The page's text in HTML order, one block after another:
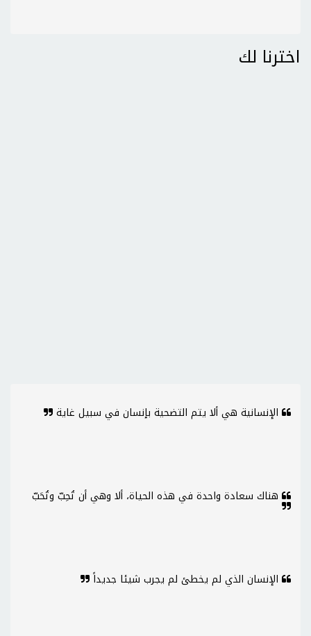
اخترنا لك
الإنسانية هي ألا يتم التضحية بإنسان في سبيل غاية
هناك سعادة واحدة في هذه الحياة، ألا وهي أن تُحِبّ وتُحَبّ
الإنسان الذي لم يخطئ لم يجرب شيئا جديداً